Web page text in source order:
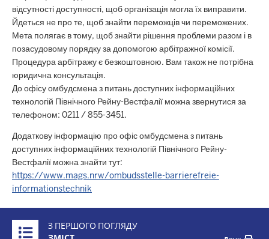
відсутності доступності, щоб організація могла їх виправити.
Йдеться не про те, щоб знайти переможців чи переможених.
Мета полягає в тому, щоб знайти рішення проблеми разом і в
позасудовому порядку за допомогою арбітражної комісії.
Процедура арбітражу є безкоштовною. Вам також не потрібна
юридична консультація.
До офісу омбудсмена з питань доступних інформаційних
технологій Північного Рейну-Вестфалії можна звернутися за
телефоном: 0211 / 855-3451.
Додаткову інформацію про офіс омбудсмена з питань
доступних інформаційних технологій Північного Рейну-
Вестфалії можна знайти тут:
https://www.mags.nrw/ombudsstelle-barrierefreie-
informationstechnik
Inhalte
З ПЕРШОГО ПОГЛЯДУ